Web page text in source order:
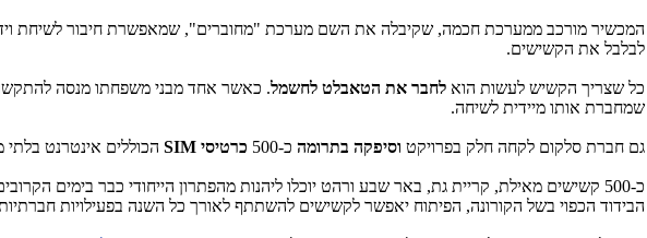
המכשיר מורכב ממערכת חכמה, שקיבלה את השם מערכת "מחוברים", שמאפשרת חיבור לשיחת
לבלבל את הקשישים.
כל שצריך הקשיש לעשות הוא לחבר את הטאבלט לחשמל. כאשר אחד מבני משפחתו מנסה
שמחברת אותו מיידית לשיחה.
גם חברת סלקום לקחה חלק בפרויקט וסיפקה בתרומה כ-500 כרטיסי SIM הכוללים אינטרנט
כ-500 קשישים מאילת, קריית גת, באר שבע ורהט יוכלו ליהנות מהפתרון הייחודי כבר
הבידוד הכפוי בשל הקורונה, הפיתוח יאפשר לקשישים להשתתף לאורך כל השנה בפעילויות